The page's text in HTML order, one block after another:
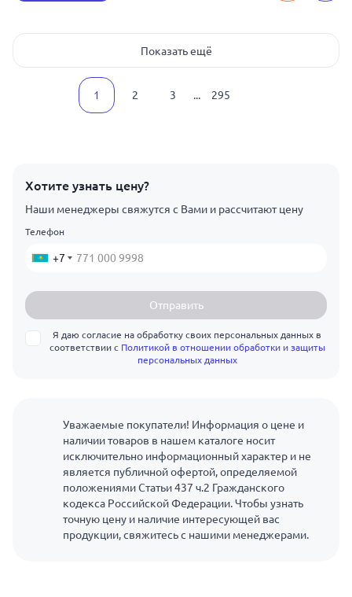
Показать ещё
1 2 3 ... 295
Хотите узнать цену?
Наши менеджеры свяжутся с Вами и рассчитают цену
Телефон
+7
Отправить
Я даю согласие на обработку своих персональных данных в
соответствии с Политикой в отношении обработки и защиты
персональных данных
Уважаемые покупатели! Информация о цене и
наличии товаров в нашем каталоге носит
исключительно информационный характер и не
является публичной офертой, определяемой
положениями Статьи 437 ч.2 Гражданского
кодекса Российской Федерации. Чтобы узнать
точную цену и наличие интересующей вас
продукции, свяжитесь с нашими менеджерами.